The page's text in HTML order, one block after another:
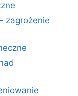
zagrożenie